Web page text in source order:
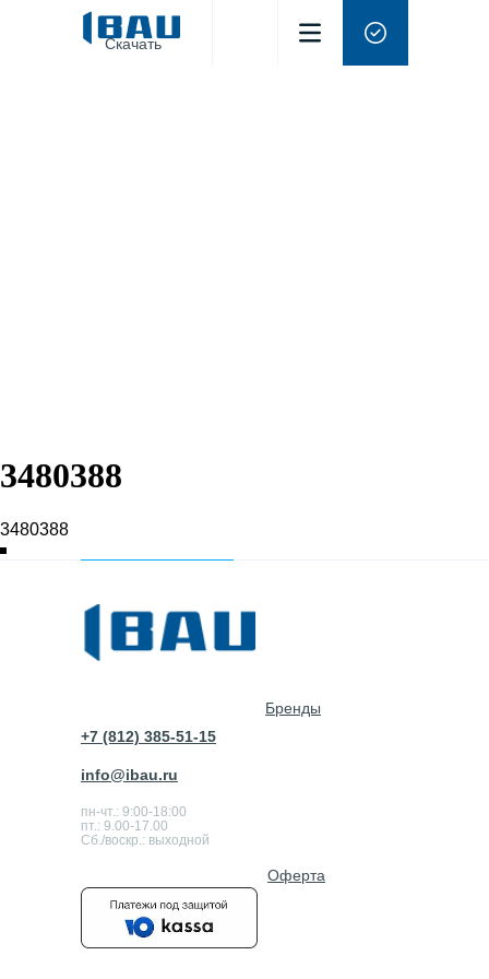
Скачать
3480388
3480388
+7 (812) 385-51-15
пн-чт.: 9:00-18:00
пт.: 9.00-17.00
Сб./воскр.: выходной
info@ibau.ru
Оферта
Бренды